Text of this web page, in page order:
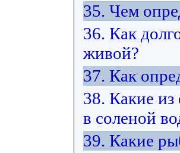
35. Чем
36. Как
живой?
37. Как
38. Какие
в соленой
39. Какие